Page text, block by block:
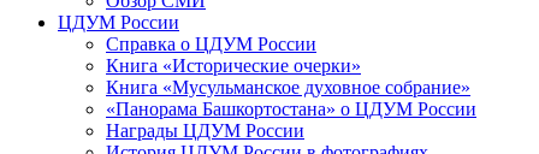
ЦДУМ России
Справка о ЦДУМ России
Книга «Исторические очерки»
Книга «Мусульманское духовное собрание»
«Панорама Башкортостана» о ЦДУМ России
Награды ЦДУМ России